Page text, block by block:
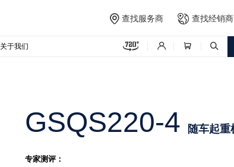
 查找服务商  查找经销商
关于我们    
GSQS220-4 随车起重
专家测评：